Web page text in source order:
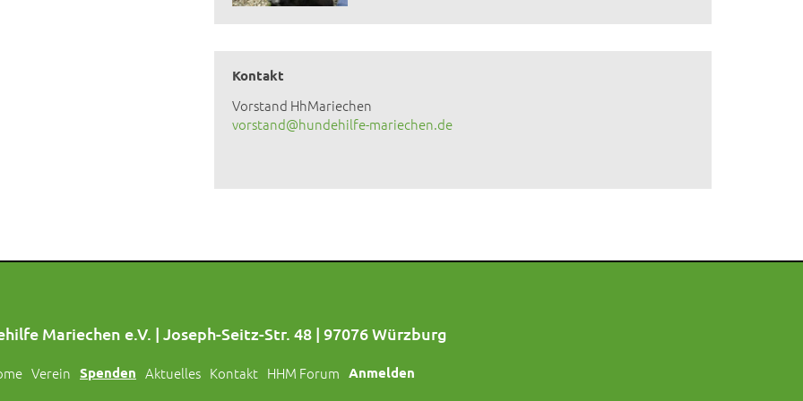
Kontakt
Vorstand HhMariechen
vorstand@hundehilfe-mariechen.de
Mariechen e.V. | Joseph-Seitz-Str. 48 | 97076 Würzburg
Verein Spenden Aktuelles Kontakt HHM Forum Anmelden